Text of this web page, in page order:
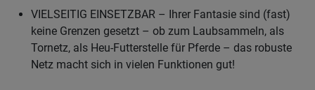
VIELSEITIG EINSETZBAR – Ihrer Fantasie sind (fast)
keine Grenzen gesetzt – ob zum Laubsammeln, als
Tornetz, als Heu-Futterstelle für Pferde – das robuste
Netz macht sich in vielen Funktionen gut!